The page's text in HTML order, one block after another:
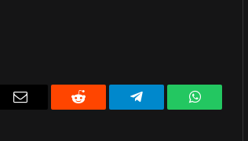
Email Reddit Telegram WhatsApp